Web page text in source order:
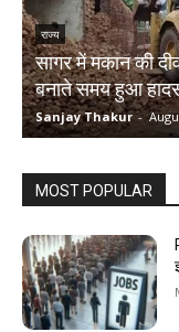
राज्य
सागर में मकान की
बनाते समय हुआ
Sanjay Thakur -
MOST POPULAR